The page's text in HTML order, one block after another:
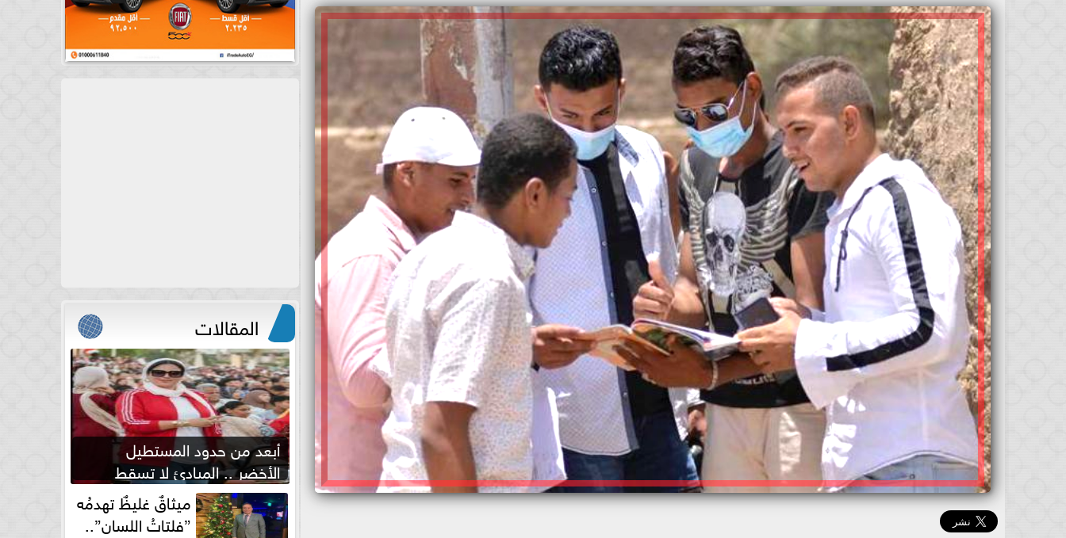
المقالات
أبعد من حدود المستطيل
الأخضر .. المبادئ لا تسقط
بصفارة الحكم ميثاقٌ غليظٌ تهدمُه
”فلتاتُ اللسان”..